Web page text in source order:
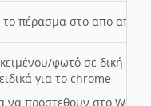
το πέρασμα στο απο
φωτό σε δική
για το chrome
να προστεθουν στο Word